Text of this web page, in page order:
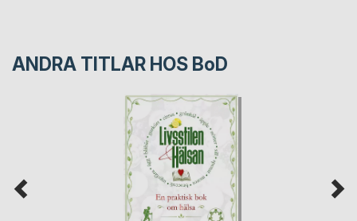
ANDRA TITLAR HOS BoD